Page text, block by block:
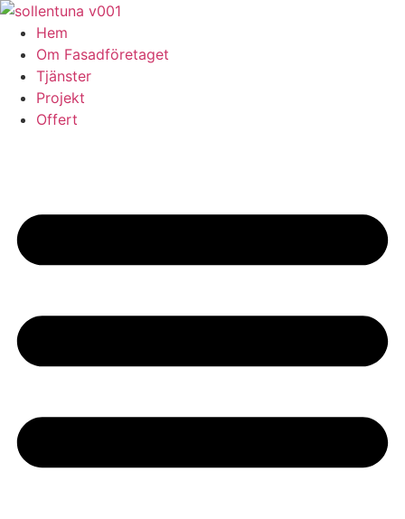
Skip
content
Hem
Om Fasadföretaget
Tjänster
Projekt
Offert